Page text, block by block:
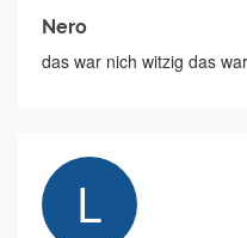
Nero
das war nich witzig das